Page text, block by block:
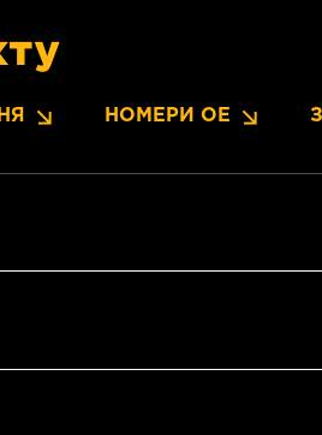
НОМЕРИ OE